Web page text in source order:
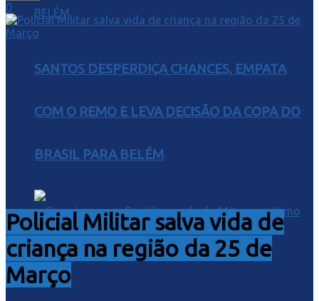
SANTOS DESPERDIÇA CHANCES, EMPATA
COM O REMO E LEVA DECISÃO DA COPA DO
BRASIL PARA BELÉM
0
Policial Militar salva vida de
criança na região da 25 de
Março